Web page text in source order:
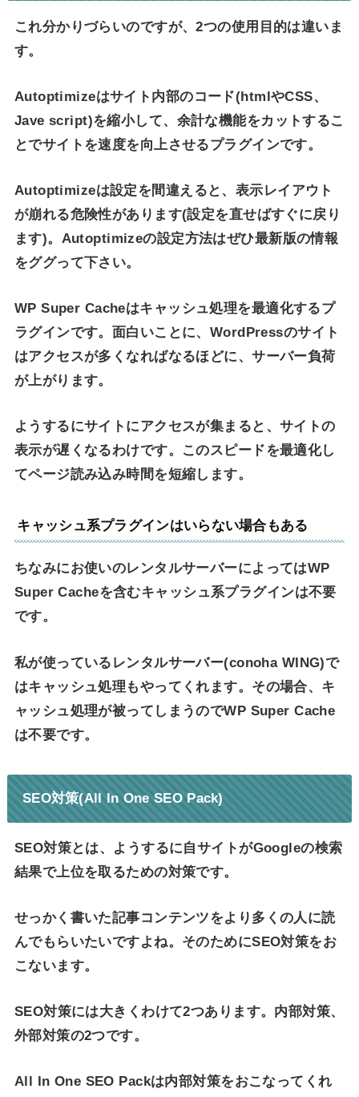
これ分かりづらいのですが、2つの使用目的は違いま
す。
Autoptimizeはサイト内部のコード(htmlやCSS、
Jave script)を縮小して、余計な機能をカットするこ
とでサイトを速度を向上させるプラグインです。
Autoptimizeは設定を間違えると、表示レイアウト
が崩れる危険性があります(設定を直せばすぐに戻り
ます)。Autoptimizeの設定方法はぜひ最新版の情報
をググって下さい。
WP Super Cacheはキャッシュ処理を最適化するプ
ラグインです。面白いことに、WordPressのサイト
はアクセスが多くなればなるほどに、サーバー負荷
が上がります。
ようするにサイトにアクセスが集まると、サイトの
表示が遅くなるわけです。このスピードを最適化し
てページ読み込み時間を短縮します。
キャッシュ系プラグインはいらない場合もある
ちなみにお使いのレンタルサーバーによってはWP
Super Cacheを含むキャッシュ系プラグインは不要
です。
私が使っているレンタルサーバー(conoha WING)で
はキャッシュ処理もやってくれます。その場合、キ
ャッシュ処理が被ってしまうのでWP Super Cache
は不要です。
SEO対策(All In One SEO Pack)
SEO対策とは、ようするに自サイトがGoogleの検索
結果で上位を取るための対策です。
せっかく書いた記事コンテンツをより多くの人に読
んでもらいたいですよね。そのためにSEO対策をお
こないます。
SEO対策には大きくわけて2つあります。内部対策、
外部対策の2つです。
All In One SEO Packは内部対策をおこなってくれ